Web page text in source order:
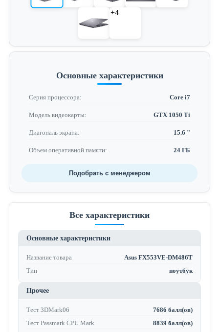
+4
Основные характеристики
Серия процессора: Core i7
Модель видеокарты: GTX 1050 Ti
Диагональ экрана: 15.6 "
Объем оперативной памяти: 24 ГБ
Подобрать с менеджером
Все характеристики
Основные характеристики
Название товара
Asus FX553VE-DM486T
Тип
ноутбук
Прочее
Тест 3DMark06
7686 балл(ов)
Тест Passmark CPU Mark
8839 балл(ов)